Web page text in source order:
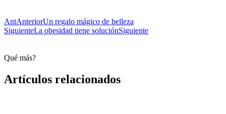
AntAnteriorUn regalo mágico de belleza
SiguienteLa obesidad tiene soluciónSiguiente
Qué más?
Artículos relacionados